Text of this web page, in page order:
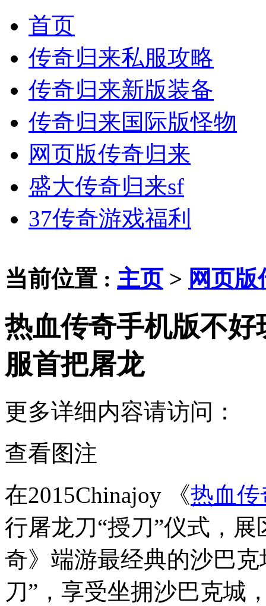
首页
传奇归来私服攻略
传奇归来新版装备
传奇归来国际版怪物
网页版传奇归来
盛大传奇归来sf
37传奇游戏福利
当前位置 : 主页 > 网页
热血传奇手机版不
服首把屠龙
更多详细内容请访问：
查看图注
在2015Chinajoy 《热血传
行屠龙刀“授刀”仪式，
奇》端游最经典的沙巴
刀”，享受坐拥沙巴克城